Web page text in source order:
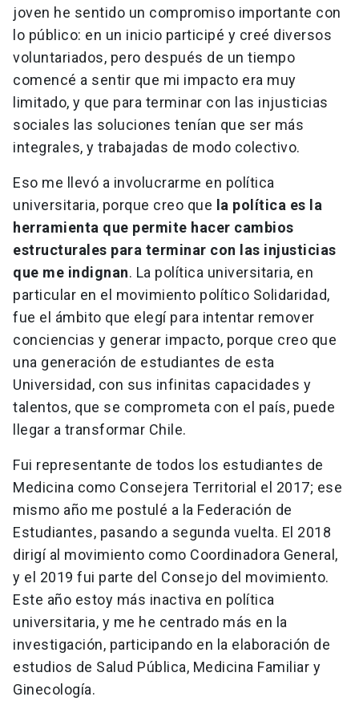
joven he sentido un compromiso importante con
lo público: en un inicio participé y creé diversos
voluntariados, pero después de un tiempo
comencé a sentir que mi impacto era muy
limitado, y que para terminar con las injusticias
sociales las soluciones tenían que ser más
integrales, y trabajadas de modo colectivo.
Eso me llevó a involucrarme en política
universitaria, porque creo que la política es la
herramienta que permite hacer cambios
estructurales para terminar con las injusticias
que me indignan. La política universitaria, en
particular en el movimiento político Solidaridad,
fue el ámbito que elegí para intentar remover
conciencias y generar impacto, porque creo que
una generación de estudiantes de esta
Universidad, con sus infinitas capacidades y
talentos, que se comprometa con el país, puede
llegar a transformar Chile.
Fui representante de todos los estudiantes de
Medicina como Consejera Territorial el 2017; ese
mismo año me postulé a la Federación de
Estudiantes, pasando a segunda vuelta. El 2018
dirigí al movimiento como Coordinadora General,
y el 2019 fui parte del Consejo del movimiento.
Este año estoy más inactiva en política
universitaria, y me he centrado más en la
investigación, participando en la elaboración de
estudios de Salud Pública, Medicina Familiar y
Ginecología.